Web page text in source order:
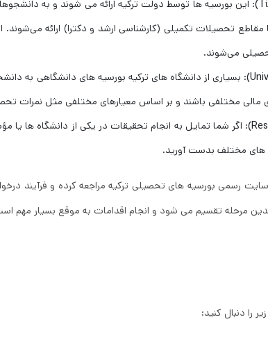
: این بورسیه ‌ها توسط دولت ترکیه ارائه می ‌شوند و به
تحصیلات تکمیلی (کارشناسی ارشد و دکترا) ارائه
می‌شوند.
: بسیاری از دانشگاه‌ های ترکیه بورسیه‌ های دانشگاهی به
مختلفی باشند و بر اساس معیارهای مختلفی مثل نمرات
: اگر شما تمایل به انجام تحقیقات در یکی از دانشگاه‌ ها یا
های مختلف بدست آورید.
رسمی بورسیه‌ های تحصیلی ترکیه مراجعه کرده و فرآیند
مرحله تقسیم می ‌شود و انجام اقدامات به موقع بسیار مهم
را دنبال کنید: